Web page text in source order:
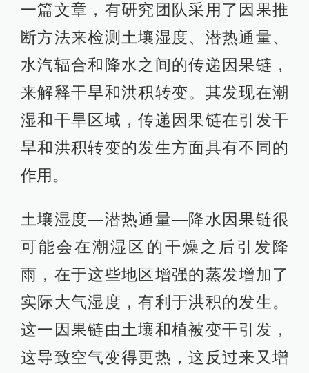
一篇文章，有研究团队采用了因果推
断方法来检测土壤湿度、潜热通量、
水汽辐合和降水之间的传递因果链，
来解释干旱和洪积转变。其发现在潮
湿和干旱区域，传递因果链在引发干
旱和洪积转变的发生方面具有不同的
作用。
土壤湿度—潜热通量—降水因果链很
可能会在潮湿区的干燥之后引发降
雨，在于这些地区增强的蒸发增加了
实际大气湿度，有利于洪积的发生。
这一因果链由土壤和植被变干引发，
这导致空气变得更热，这反过来又增